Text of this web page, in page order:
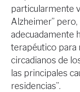
particularmente
Alzheimer” pero,
adecuadamente
terapéutico para
circadianos de
las principales
residencias”.